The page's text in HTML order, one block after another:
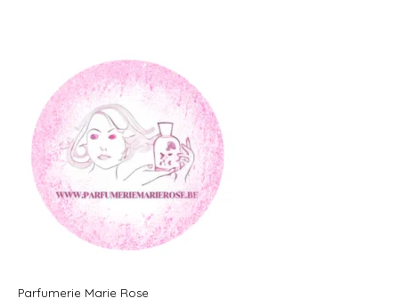
Parfumerie Marie Rose